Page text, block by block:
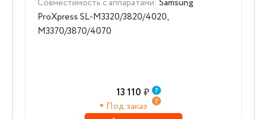
Совместимость с аппаратами: Samsung
ProXpress SL-M3320/3820/4020,
M3370/3870/4070
13 110 ₽
Под заказ